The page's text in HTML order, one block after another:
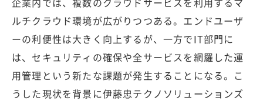
ルチクラウド環境が広がりつつある。エンドユーザ
ーの利便性は大きく向上するが、一方でIT部門に
は、セキュリティの確保や全サービスを網羅した運
用管理という新たな課題が発生することになる。こ
うした現状を背景に伊藤忠テクノソリューションズ